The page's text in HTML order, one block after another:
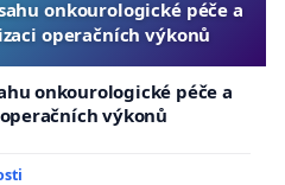
onkourologické péče a
operačních výkonů
onkourologické péče a
výkonů